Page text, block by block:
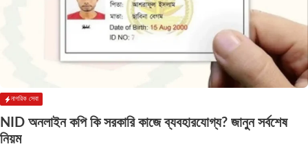
নাগরিক সেবা
NID অনলাইন কপি কি সরকারি কাজে ব্যবহারযোগ্য? জানুন সর্বশেষ
নিয়ম